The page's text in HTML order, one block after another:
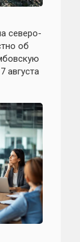
северо-
об
августа